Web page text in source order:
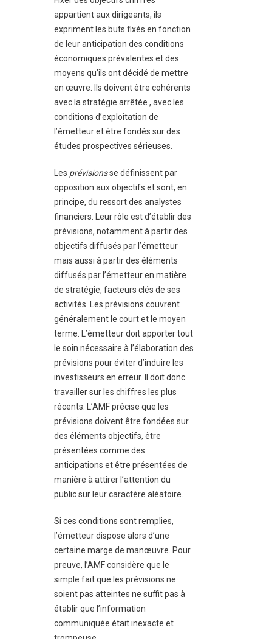
appartient aux dirigeants, ils
expriment les buts fixés en fonction
de leur anticipation des conditions
économiques prévalentes et des
moyens qu’ils ont décidé de mettre
en œuvre. Ils doivent être cohérents
avec la stratégie arrêtée , avec les
conditions d’exploitation de
l’émetteur et être fondés sur des
études prospectives sérieuses.
Les prévisionsse définissent par
opposition aux objectifs et sont, en
principe, du ressort des analystes
financiers. Leur rôle est d’établir des
prévisions, notamment à partir des
objectifs diffusés par l’émetteur
mais aussi à partir des éléments
diffusés par l’émetteur en matière
de stratégie, facteurs clés de ses
activités. Les prévisions couvrent
généralement le court et le moyen
terme. L’émetteur doit apporter tout
le soin nécessaire à l’élaboration des
prévisions pour éviter d’induire les
investisseurs en erreur. Il doit donc
travailler sur les chiffres les plus
récents. L’AMF précise que les
prévisions doivent être fondées sur
des éléments objectifs, être
présentées comme des
anticipations et être présentées de
manière à attirer l’attention du
public sur leur caractère aléatoire.
Si ces conditions sont remplies,
l’émetteur dispose alors d’une
certaine marge de manœuvre. Pour
preuve, l’AMF considère que le
simple fait que les prévisions ne
soient pas atteintes ne suffit pas à
établir que l’information
communiquée était inexacte et